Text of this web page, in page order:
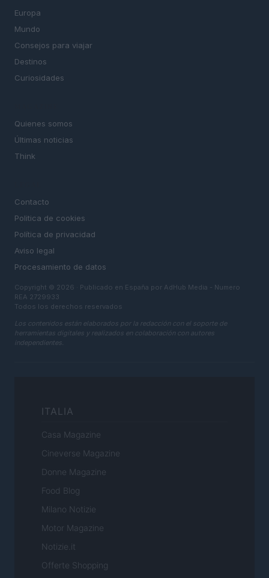
Europa
Mundo
Consejos para viajar
Destinos
Curiosidades
Quienes somos
Últimas noticias
Think
Contacto
Politica de cookies
Política de privacidad
Aviso legal
Procesamiento de datos
Copyright © 2026 · Publicado en España por AdHub Media - Numero
REA 2729933
Todos los derechos reservados
Los contenidos están elaborados por la redacción con el soporte de
herramientas digitales y realizados en colaboración con autores
independientes.
ITALIA
Casa Magazine
Cineverse Magazine
Donne Magazine
Food Blog
Milano Notizie
Motor Magazine
Notizie.it
Offerte Shopping